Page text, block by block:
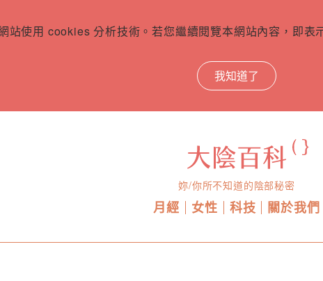
站使用 cookies 分析技術。若您繼續閱覽本網站內容，即
我知道了
妳/你所不知道的陰部秘密
月經 女性 科技 關於我們